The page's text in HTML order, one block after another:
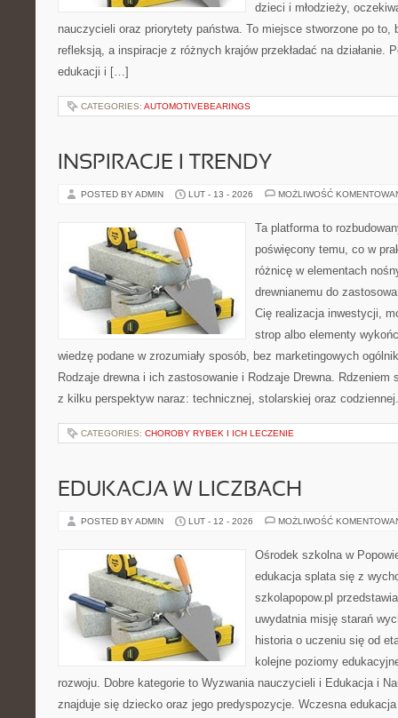
dzieci i młodzieży,
nauczycieli oraz priorytety państwa. To miejsce stworzone po to,
refleksją, a inspiracje z różnych krajów przekładać na działanie.
edukacji i […]
CATEGORIES: AUTOMOTIVEBEARINGS
INSPIRACJE I TRENDY
POSTED BY ADMIN LUT - 13 - 2026 MOŻLIWOŚĆ
Ta platforma to
poświęcony temu, co w
różnicę w elementach
drewnianemu do
Cię realizacja inwestycji,
strop albo elementy
wiedzę podane w zrozumiały sposób, bez marketingowych
Rodzaje drewna i ich zastosowanie i Rodzaje Drewna. Rdzeniem
z kilku perspektyw naraz: technicznej, stolarskiej oraz
CATEGORIES: CHOROBY RYBEK I ICH LECZENIE
EDUKACJA W LICZBACH
POSTED BY ADMIN LUT - 12 - 2026 MOŻLIWOŚĆ
Ośrodek szkolna w
edukacja splata się z
szkolapopow.pl
uwydatnia misję starań
historia o uczeniu się od
kolejne poziomy
rozwoju. Dobre kategorie to Wyzwania nauczycieli i Edukacja i
znajduje się dziecko oraz jego predyspozycje. Wczesna